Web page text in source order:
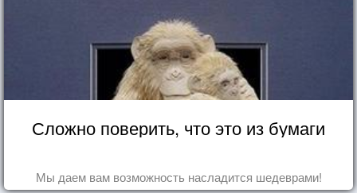
Сложно поверить, что это из бумаги
Мы даем вам возможность насладится шедеврами!